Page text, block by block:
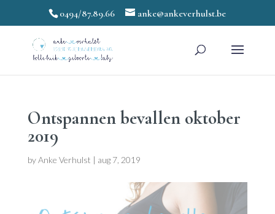
0494/87.89.66 anke@ankeverhulst.be
Ontspannen bevallen oktober
2019
byAnke Verhulst | aug 7, 2019